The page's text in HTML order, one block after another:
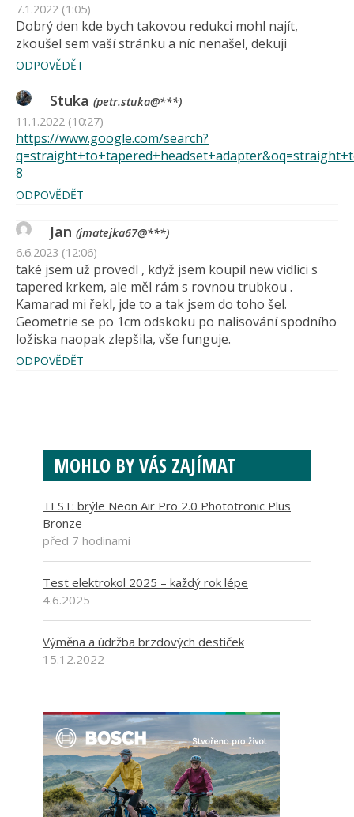
7.1.2022 (1:05)
Dobrý den kde bych takovou redukci mohl najít,
zkoušel sem vaší stránku a níc nenašel, dekuji
ODPOVĚDĚT
Stuka (petr.stuka@***)
11.1.2022 (10:27)
https://www.google.com/search?
8
ODPOVĚDĚT
Jan (jmatejka67@***)
6.6.2023 (12:06)
také jsem už provedl , když jsem koupil new vidlici s
tapered krkem, ale měl rám s rovnou trubkou .
Kamarad mi řekl, jde to a tak jsem do toho šel.
Geometrie se po 1cm odskoku po nalisování spodního
ložiska naopak zlepšila, vše funguje.
ODPOVĚDĚT
MOHLO BY VÁS ZAJÍMAT
TEST: brýle Neon Air Pro 2.0 Phototronic Plus
Bronze
před 7 hodinami
Test elektrokol 2025 – každý rok lépe
4.6.2025
Výměna a údržba brzdových destiček
15.12.2022